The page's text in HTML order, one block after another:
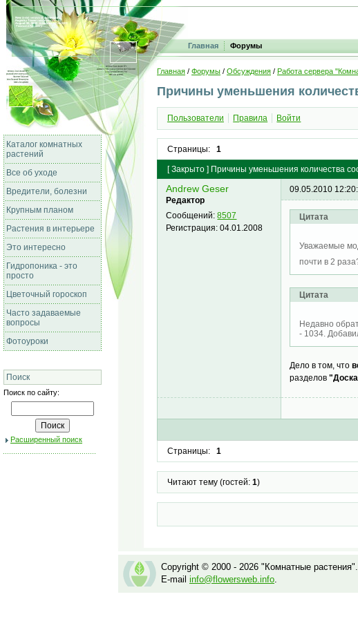
Главная Форумы
Каталог комнатных
растений
Все об уходе
Вредители, болезни
Крупным планом
Растения в интерьере
Это интересно
Гидропоника - это
просто
Цветочный гороскоп
Часто задаваемые
вопросы
Фотоуроки
Поиск
Поиск по сайту:
Расширенный поиск
Главная / Форумы / Обсуждения / Работа сервера
Причины уменьшения
Пользователи Правила Войти
Страницы: 1
[Закрыто] Причины уменьшения количества
Andrew Geser
Редактор
Сообщений:8507
Регистрация:04.01.2008
09.05.2010
Цитата
Уважаемые
почти в 2
Цитата
Недавно
- 1034.
Дело в том, что
разделов
Страницы: 1
Читают тему (гостей: 1)
Copyright © 2000 - 2026 "Комнатные растения".
E-mail info@flowersweb.info.